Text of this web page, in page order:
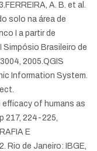
FERREIRA, A. B. et al.
solo na área de
I a partir de
Brasileiro de
2005.QGIS
Information System.
efficacy of humans as
217, 224-225,
E
Rio de Janeiro: IBGE,